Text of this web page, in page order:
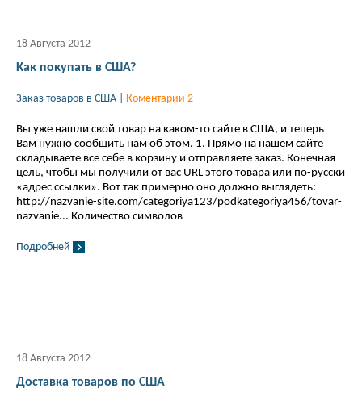
18 Августа 2012
Как покупать в США?
Заказ товаров в США Коментарии 2
Вы уже нашли свой товар на каком-то сайте в США, и теперь
Вам нужно сообщить нам об этом. 1. Прямо на нашем сайте
складываете все себе в корзину и отправляете заказ. Конечная
цель, чтобы мы получили от вас URL этого товара или по-русски
«адрес ссылки». Вот так примерно оно должно выглядеть:
http://nazvanie-site.com/categoriya123/podkategoriya456/tovar-
nazvanie... Количество символов
Подробней
18 Августа 2012
Доставка товаров по США